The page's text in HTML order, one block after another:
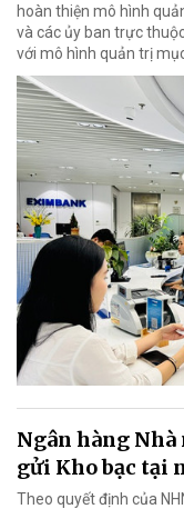
hoàn thiện mô hình
và các ủy ban trực
với mô hình quản trị mục
Ngân hàng
gửi Kho bạc tại
Theo quyết định của